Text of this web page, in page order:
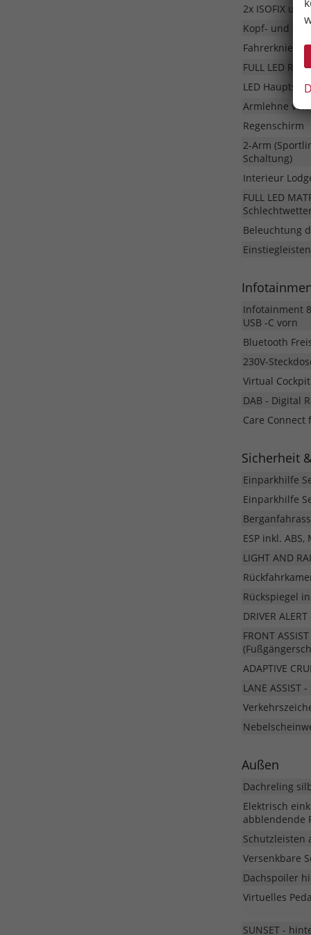
2x ISOFIX
Kopf- und
FULL LED
LED
Armlehne
Regenschirm
2-Arm
Schaltung)
Interieur
FULL LED
Beleuchtung
Infotainment
USB -C vorn
Bluetooth
230V-
Virtual
DAB - Digital
Care Connect
Sicherheit
Einparkhilfe
Einparkhilfe
ESP inkl. ABS,
LIGHT AND
Rückspiegel
DRIVER
FRONT
ADAPTIVE
LANE
Außen
Dachreling
Elektrisch
abblendende
Schutzleisten
Versenkbare
Dachspoiler
Virtuelles
SUNSET -